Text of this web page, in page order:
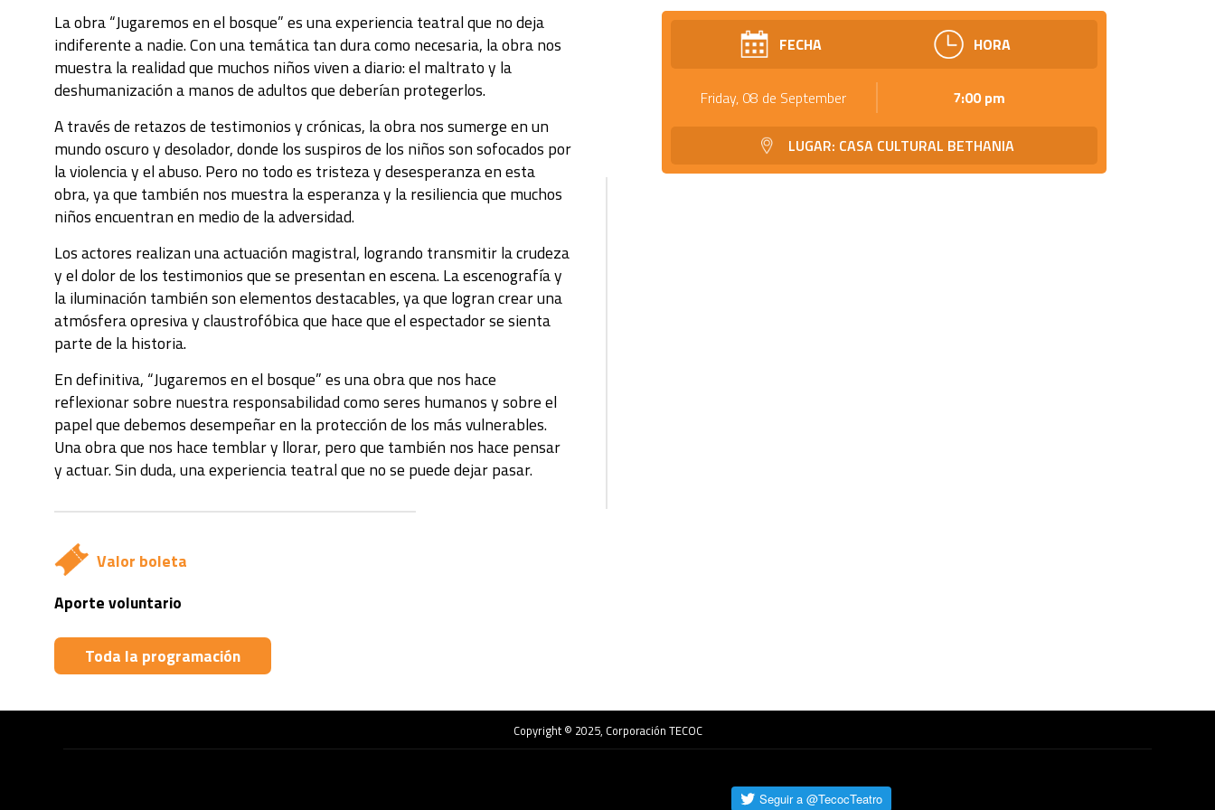
La obra “Jugaremos en el bosque” es una experiencia teatral que no deja
indiferente a nadie. Con una temática tan dura como necesaria, la obra nos
muestra la realidad que muchos niños viven a diario: el maltrato y la
deshumanización a manos de adultos que deberían protegerlos.
A través de retazos de testimonios y crónicas, la obra nos sumerge en un
mundo oscuro y desolador, donde los suspiros de los niños son sofocados por
la violencia y el abuso. Pero no todo es tristeza y desesperanza en esta
obra, ya que también nos muestra la esperanza y la resiliencia que muchos
niños encuentran en medio de la adversidad.
Los actores realizan una actuación magistral, logrando transmitir la crudeza
y el dolor de los testimonios que se presentan en escena. La escenografía y
la iluminación también son elementos destacables, ya que logran crear una
atmósfera opresiva y claustrofóbica que hace que el espectador se sienta
parte de la historia.
En definitiva, “Jugaremos en el bosque” es una obra que nos hace
reflexionar sobre nuestra responsabilidad como seres humanos y sobre el
papel que debemos desempeñar en la protección de los más vulnerables.
Una obra que nos hace temblar y llorar, pero que también nos hace pensar
y actuar. Sin duda, una experiencia teatral que no se puede dejar pasar.
Valor boleta
Aporte voluntario
Toda la programación
FECHA HORA
Friday, 08 de September 7:00 pm
LUGAR: CASA CULTURAL BETHANIA
Copyright © 2025, Corporación TECOC